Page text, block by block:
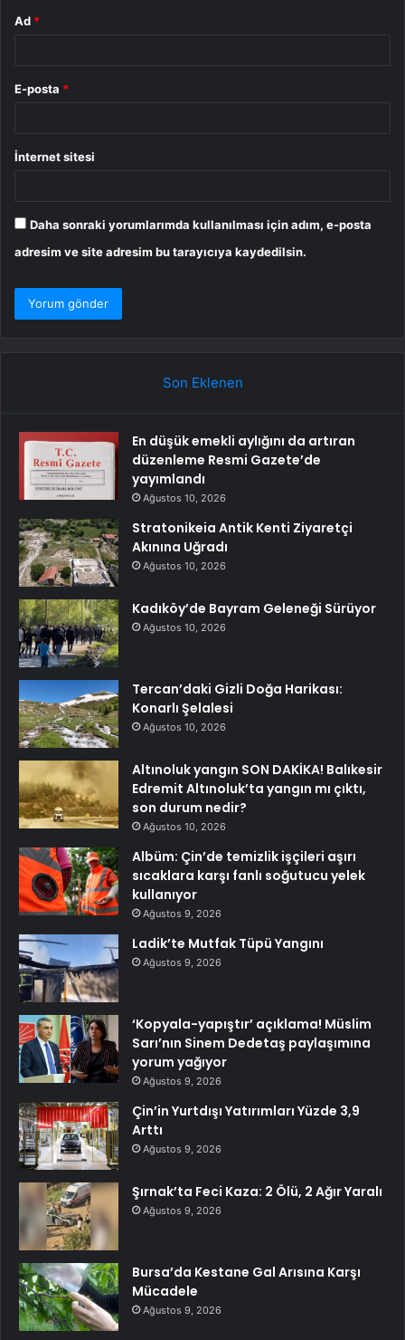
Ad *
E-posta *
İnternet sitesi
Daha sonraki yorumlarımda kullanılması için adım, e-posta
adresim ve site adresim bu tarayıcıya kaydedilsin.
Son Eklenen
En düşük emekli aylığını da artıran
düzenleme Resmi Gazete’de
yayımlandı
Ağustos 10, 2026
Stratonikeia Antik Kenti Ziyaretçi
Akınına Uğradı
Ağustos 10, 2026
Kadıköy’de Bayram Geleneği Sürüyor
Ağustos 10, 2026
Tercan’daki Gizli Doğa Harikası:
Konarlı Şelalesi
Ağustos 10, 2026
Altınoluk yangın SON DAKİKA! Balıkesir
Edremit Altınoluk’ta yangın mı çıktı,
son durum nedir?
Ağustos 10, 2026
Albüm: Çin’de temizlik işçileri aşırı
sıcaklara karşı fanlı soğutucu yelek
kullanıyor
Ağustos 9, 2026
Ladik’te Mutfak Tüpü Yangını
Ağustos 9, 2026
‘Kopyala-yapıştır’ açıklama! Müslim
Sarı’nın Sinem Dedetaş paylaşımına
yorum yağıyor
Ağustos 9, 2026
Çin’in Yurtdışı Yatırımları Yüzde 3,9
Arttı
Ağustos 9, 2026
Şırnak’ta Feci Kaza: 2 Ölü, 2 Ağır Yaralı
Ağustos 9, 2026
Bursa’da Kestane Gal Arısına Karşı
Mücadele
Ağustos 9, 2026